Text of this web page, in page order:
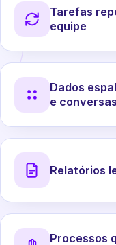
Tarefas
equipe
Dados
e conversas
Relatórios
Processos